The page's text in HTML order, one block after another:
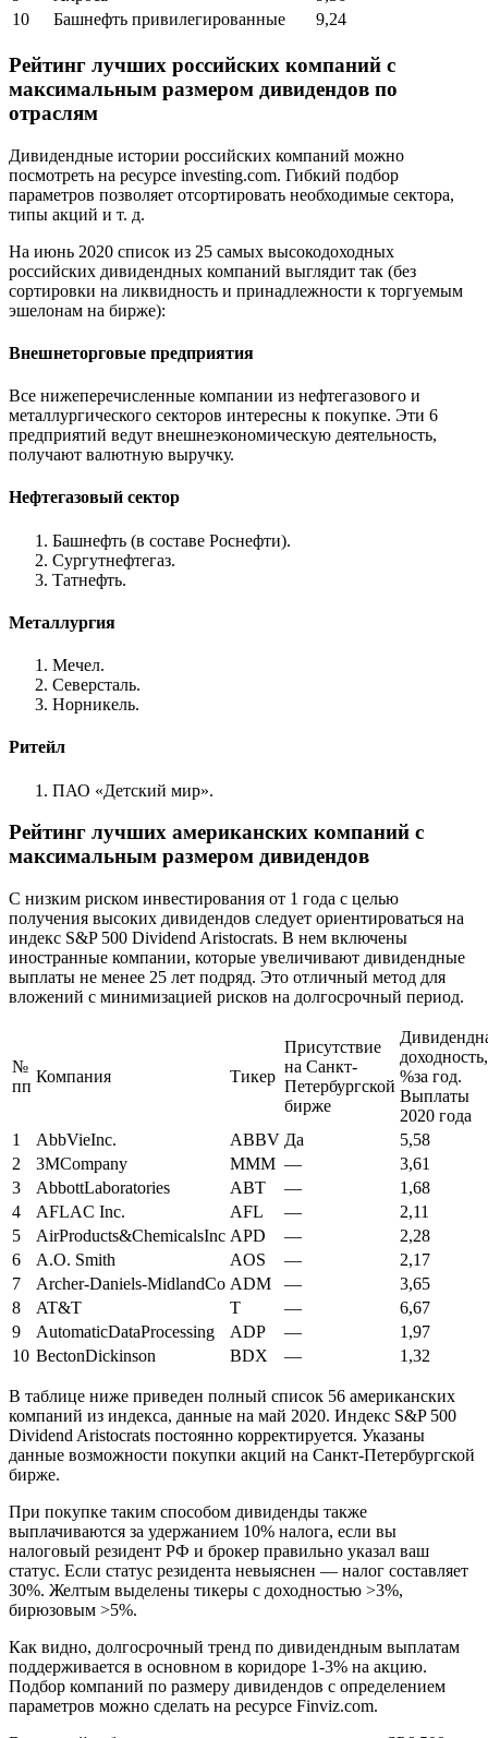
10
Башнефть привилегированные 9,24
Рейтинг лучших российских компаний с
максимальным размером дивидендов по
отраслям
Дивидендные истории российских компаний можно
посмотреть на ресурсе investing.com. Гибкий подбор
параметров позволяет отсортировать необходимые сектора,
типы акций и т. д.
На июнь 2020 список из 25 самых высокодоходных
российских дивидендных компаний выглядит так (без
сортировки на ликвидность и принадлежности к торгуемым
эшелонам на бирже):
Внешнеторговые предприятия
Все нижеперечисленные компании из нефтегазового и
металлургического секторов интересны к покупке. Эти 6
предприятий ведут внешнеэкономическую деятельность,
получают валютную выручку.
Нефтегазовый сектор
Башнефть (в составе Роснефти).
Сургутнефтегаз.
Татнефть.
Металлургия
Мечел.
Северсталь.
Норникель.
Ритейл
ПАО «Детский мир».
Рейтинг лучших американских компаний с
максимальным размером дивидендов
С низким риском инвестирования от 1 года с целью
получения высоких дивидендов следует ориентироваться на
индекс S&P 500 Dividend Aristocrats. В нем включены
иностранные компании, которые увеличивают дивидендные
выплаты не менее 25 лет подряд. Это отличный метод для
вложений с минимизацией рисков на долгосрочный период.
№
пп
Компания Тикер
Присутствие
на Санкт-
Петербургской
бирже
доходность,
%за год.
Выплаты
2020 года
1
AbbVieInc. ABBV Да
5,58
2
3MCompany MMM —
3,61
3
AbbottLaboratories ABT —
1,68
4
AFLAC Inc. AFL —
2,11
5
AirProducts&ChemicalsInc APD —
2,28
6
A.O. Smith AOS —
2,17
7
Archer-Daniels-MidlandCo ADM —
3,65
8
AT&T T —
6,67
9
AutomaticDataProcessing ADP —
1,97
10 BectonDickinson BDX — 1,32
В таблице ниже приведен полный список 56 американских
компаний из индекса, данные на май 2020. Индекс S&P 500
Dividend Aristocrats постоянно корректируется. Указаны
данные возможности покупки акций на Санкт-Петербургской
бирже.
При покупке таким способом дивиденды также
выплачиваются за удержанием 10% налога, если вы
налоговый резидент РФ и брокер правильно указал ваш
статус. Если статус резидента невыяснен — налог составляет
30%. Желтым выделены тикеры с доходностью >3%,
бирюзовым >5%.
Как видно, долгосрочный тренд по дивидендным выплатам
поддерживается в основном в коридоре 1-3% на акцию.
Подбор компаний по размеру дивидендов c определением
параметров можно сделать на ресурсе Finviz.com.